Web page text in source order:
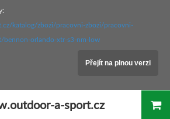
katalog/zbozi/pracovni-zbozi/pracovni-
orlando-xtr-s3-nm-low
Přejít na plnou verzi
a-sport.cz